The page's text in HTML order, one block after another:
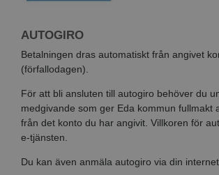
AUTOGIRO
Betalningen dras automatiskt från angivet
(förfallodagen).
För att bli ansluten till autogiro behöver du
medgivande som ger Eda kommun fullmakt
från det konto du har angivit. Villkoren för
e-tjänsten.
Du kan även anmäla autogiro via din